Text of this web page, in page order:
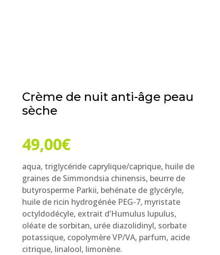
Crème de nuit anti-âge peau
sèche
49,00€
aqua, triglycéride caprylique/caprique, huile de
graines de Simmondsia chinensis, beurre de
butyrosperme Parkii, behénate de glycéryle,
huile de ricin hydrogénée PEG-7, myristate
octyldodécyle, extrait d’Humulus lupulus,
oléate de sorbitan, urée diazolidinyl, sorbate
potassique, copolymère VP/VA, parfum, acide
citrique, linalool, limonène.